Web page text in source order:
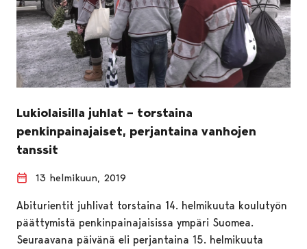
Lukiolaisilla juhlat – torstaina
penkinpainajaiset, perjantaina vanhojen
tanssit
13 helmikuun, 2019
Abiturientit juhlivat torstaina 14. helmikuuta koulutyön
päättymistä penkinpainajaisissa ympäri Suomea.
Seuraavana päivänä eli perjantaina 15. helmikuuta